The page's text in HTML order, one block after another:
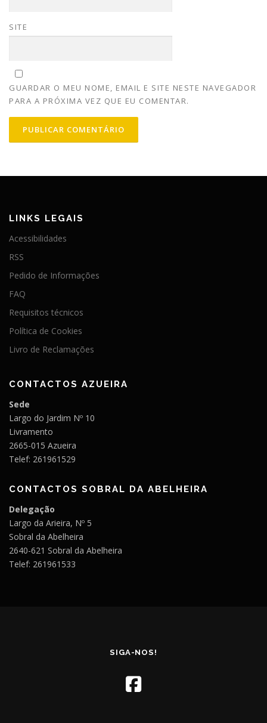
SITE
GUARDAR O MEU NOME, EMAIL E SITE NESTE NAVEGADOR
PARA A PRÓXIMA VEZ QUE EU COMENTAR.
LINKS LEGAIS
Acessibilidades
RSS
Pedido de Informações
FAQ
Requisitos técnicos
Política de Cookies
Livro de Reclamações
CONTACTOS AZUEIRA
Sede
Largo do Jardim Nº 10
Livramento
2665-015 Azueira
Telef: 261961529
CONTACTOS SOBRAL DA ABELHEIRA
Delegação
Largo da Arieira, Nº 5
Sobral da Abelheira
2640-621 Sobral da Abelheira
Telef: 261961533
SIGA-NOS!